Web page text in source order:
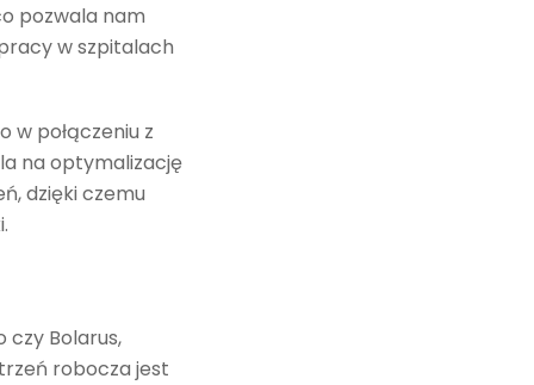
pozwala nam
w szpitalach
w połączeniu z
na optymalizację
dzięki czemu
czy Bolarus,
robocza jest